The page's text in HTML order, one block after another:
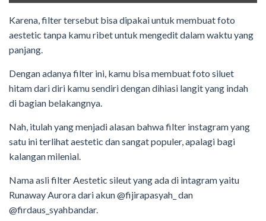
Karena, filter tersebut bisa dipakai untuk membuat foto
aestetic tanpa kamu ribet untuk mengedit dalam waktu yang
panjang.
Dengan adanya filter ini, kamu bisa membuat foto siluet
hitam dari diri kamu sendiri dengan dihiasi langit yang indah
di bagian belakangnya.
Nah, itulah yang menjadi alasan bahwa filter instagram yang
satu ini terlihat aestetic dan sangat populer, apalagi bagi
kalangan milenial.
Nama asli filter Aestetic sileut yang ada di intagram yaitu
Runaway Aurora dari akun @fijirapasyah_ dan
@firdaus_syahbandar.